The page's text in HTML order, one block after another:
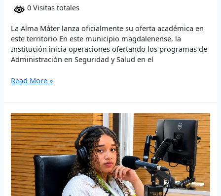
0 Visitas totales
La Alma Máter lanza oficialmente su oferta académica en
este territorio En este municipio magdalenense, la
Institución inicia operaciones ofertando los programas de
Administración en Seguridad y Salud en el
Read More »
Nicoll
Machado
Rodríguez:
La
estudiante
de
Unicaribe
que